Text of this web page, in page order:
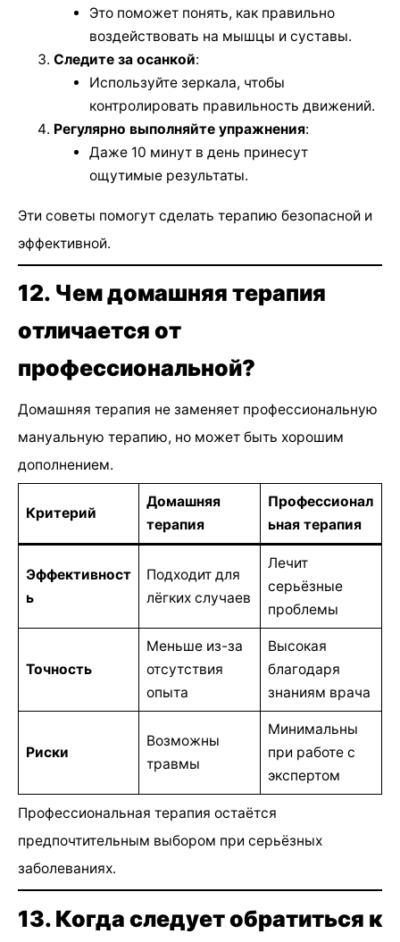
Это поможет понять, как правильно
воздействовать на мышцы и суставы.
Следите за осанкой:
Используйте зеркала, чтобы
контролировать правильность движений.
Регулярно выполняйте упражнения:
Даже 10 минут в день принесут
ощутимые результаты.
Эти советы помогут сделать терапию безопасной и
эффективной.
12. Чем домашняя терапия
отличается от
профессиональной?
Домашняя терапия не заменяет профессиональную
мануальную терапию, но может быть хорошим
дополнением.
Критерий
Домашняя
терапия
Профессионал
ьная терапия
Эффективност
ь
Подходит для
лёгких случаев
Лечит
серьёзные
проблемы
Точность
Меньше из-за
отсутствия
опыта
Высокая
благодаря
знаниям врача
Риски
Возможны
травмы
Минимальны
при работе с
экспертом
Профессиональная терапия остаётся
предпочтительным выбором при серьёзных
заболеваниях.
13. Когда следует обратиться к